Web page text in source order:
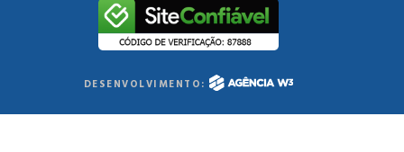
DESENVOLVIMENTO: